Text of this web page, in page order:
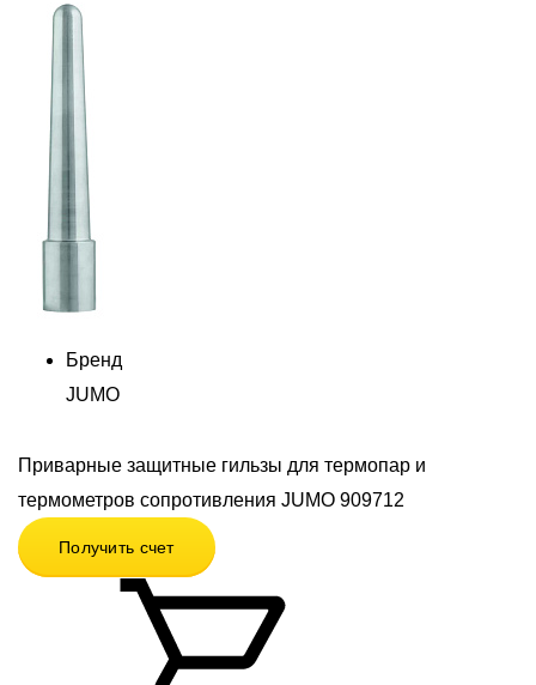
Бренд
JUMO
Приварные защитные гильзы для термопар и
термометров сопротивления JUMO 909712
Получить счет